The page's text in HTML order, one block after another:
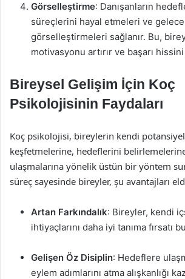
Görselleştirme: Danışanların
süreçlerini hayal etmeleri ve
görselleştirmeleri sağlanır. Bu,
motivasyonu artırır ve başarı
Bireysel Gelişim İçin Koç
Psikolojisinin Faydaları
Koç psikolojisi, bireylerin kendi
keşfetmelerine, hedeflerini
ulaşmalarına yönelik üstün bir yöntem
süreç sayesinde bireyler, şu avantajları
Artan Farkındalık: Bireyler, kendi
ihtiyaçlarını daha iyi tanıma fırsatı
Gelişen Öz Disiplin: Hedeflere
eylem adımlarını atma alışkanlığı